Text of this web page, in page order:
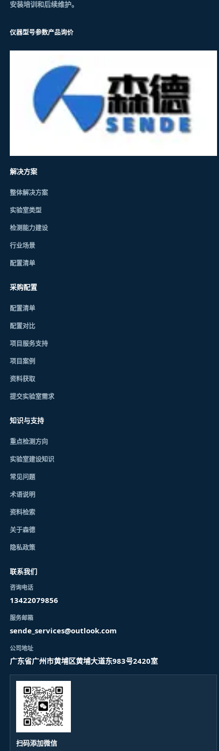
安装培训和后续维护。
仪器型号参数产品询价
解决方案
整体解决方案
实验室类型
检测能力建设
行业场景
配置清单
采购配置
配置清单
配置对比
项目服务支持
项目案例
资料获取
提交实验室需求
知识与支持
重点检测方向
实验室建设知识
常见问题
术语说明
资料检索
关于森德
隐私政策
联系我们
咨询电话
13422079856
服务邮箱
sende_services@outlook.com
公司地址
广东省广州市黄埔区黄埔大道东983号2420室
扫码添加微信